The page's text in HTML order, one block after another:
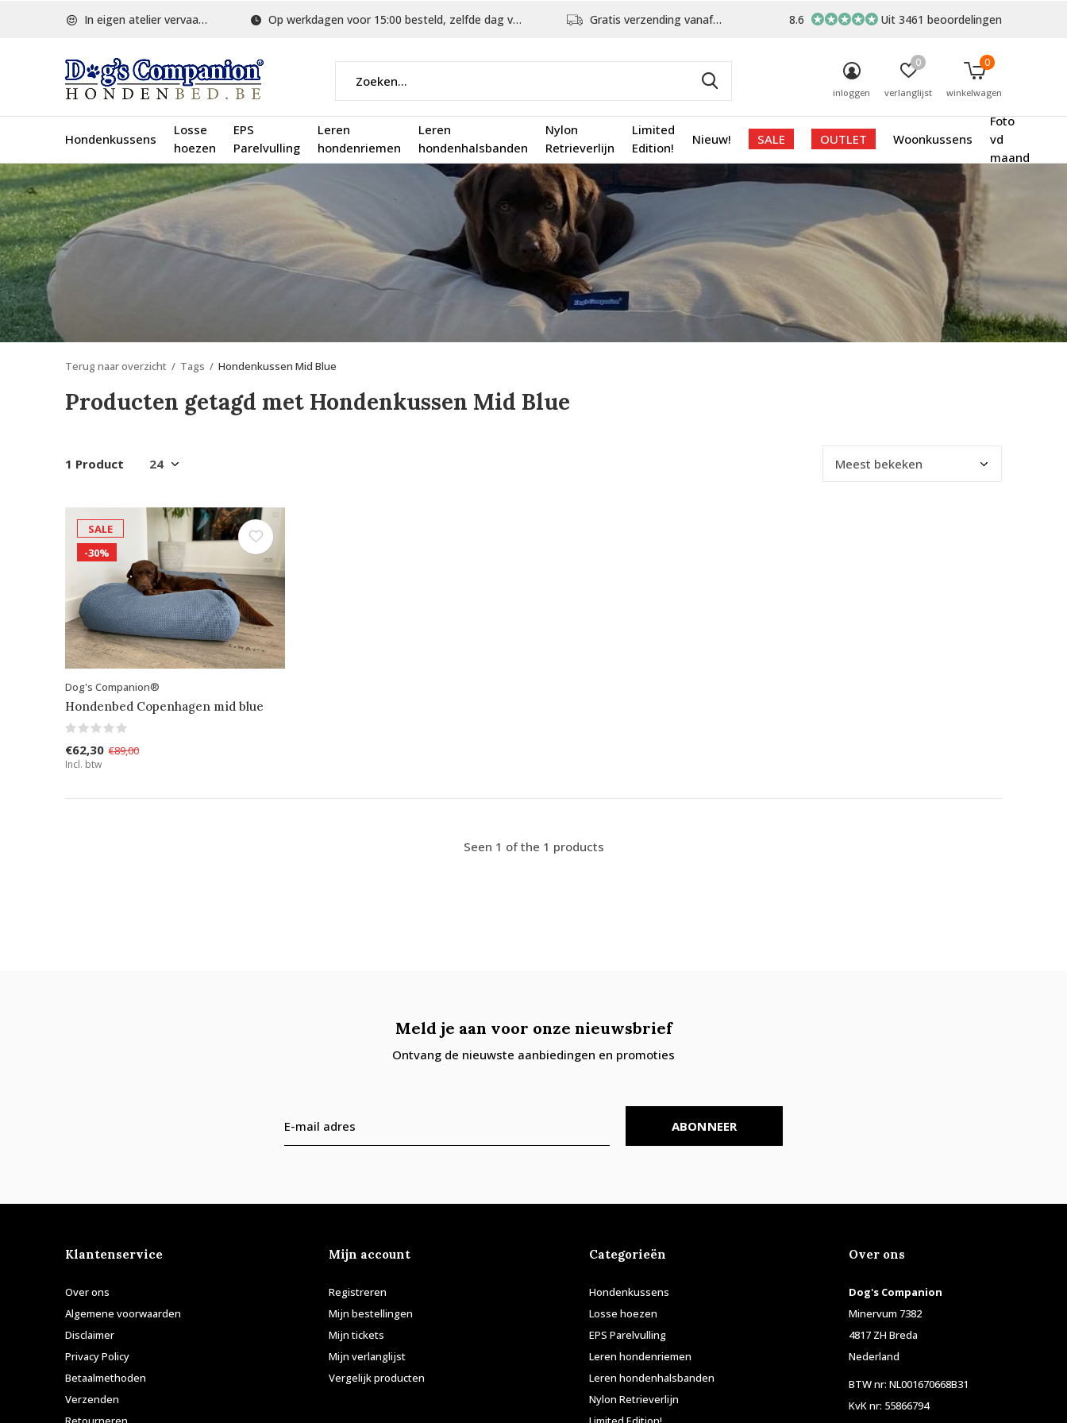
Hondenkussens
Losse
hoezen
EPS
Parelvulling
Leren
hondenriemen
Leren
hondenhalsbanden
Nylon
Retrieverlijn
Limited
Edition!
Nieuw! SALE OUTLET Woonkussens
Foto
vd
maand
inloggen verlanglijst
0
winkelwagen
0
In eigen atelier vervaardigd Op werkdagen voor 15:00 besteld, zelfde dag verstuurd Gratis verzending vanaf €75,- 8.6 Uit 3461 beoordelingen
Terug naar overzicht Tags Hondenkussen Mid Blue
Producten getagd met Hondenkussen Mid Blue
1 Product
SALE
-30%
Dog's Companion®
Hondenbed Copenhagen mid blue
€62,30 €89,00
Incl. btw
Seen 1 of the 1 products
Meld je aan voor onze nieuwsbrief
Ontvang de nieuwste aanbiedingen en promoties
ABONNEER
Klantenservice
Over ons
Algemene voorwaarden
Disclaimer
Privacy Policy
Betaalmethoden
Verzenden
Mijn account
Registreren
Mijn bestellingen
Mijn tickets
Mijn verlanglijst
Vergelijk producten
Categorieën
Hondenkussens
Losse hoezen
EPS Parelvulling
Leren hondenriemen
Leren hondenhalsbanden
Nylon Retrieverlijn
Over ons
Dog's Companion
Minervum 7382
4817 ZH Breda
Nederland
BTW nr: NL001670668B31
KvK nr: 55866794